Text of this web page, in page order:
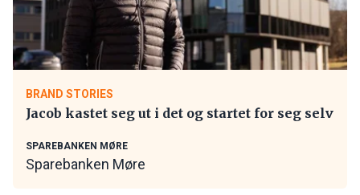
BRAND STORIES
Jacob kastet seg ut i det og startet for seg selv
SPAREBANKEN MØRE
Sparebanken Møre